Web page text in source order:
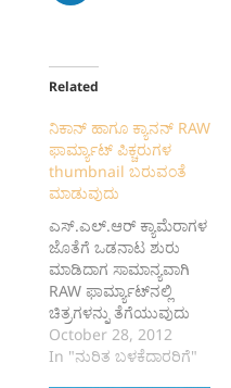
Related
ನಿಕಾನ್ ಹಾಗೂ ಕ್ಯಾನನ್ RAW
ಫಾರ್ಮ್ಯಾಟ್ ಪಿಕ್ಚರುಗಳ
thumbnail ಬರುವಂತೆ
ಮಾಡುವುದು
ಎಸ್.ಎಲ್.‌ಆರ್ ಕ್ಯಾಮೆರಾಗಳ
ಜೊತೆಗೆ ಒಡನಾಟ ಶುರು
ಮಾಡಿದಾಗ ಸಾಮಾನ್ಯವಾಗಿ
RAW ಫಾರ್ಮ್ಯಾಟ್‌ನಲ್ಲಿ
ಚಿತ್ರಗಳನ್ನು ತೆಗೆಯುವುದು
ಹಲವರಿಗೆ ಅಭ್ಯಾಸವಾಗುತ್ತಾ
ಬರುತ್ತದೆ. ಆದರೆ, ಇಂತಹ
October 28, 2012
In "ನುರಿತ ಬಳಕೆದಾರರಿಗೆ"